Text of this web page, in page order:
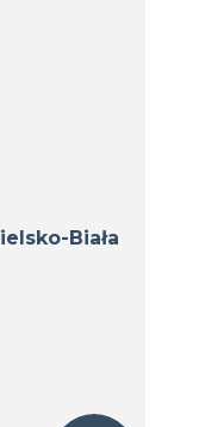
Biała